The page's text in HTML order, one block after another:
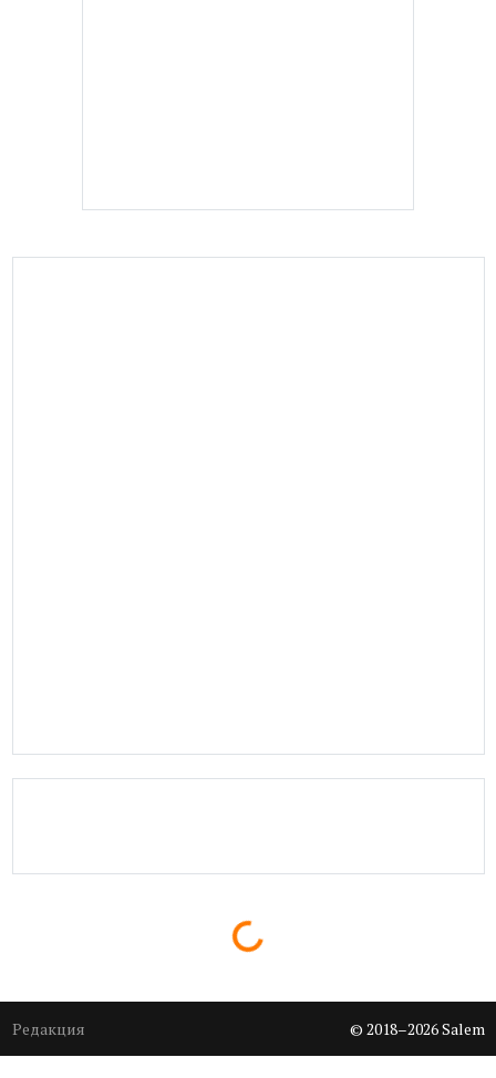
Loading...
Редакция © 2018–2026 Salem